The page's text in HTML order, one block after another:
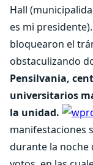
Hall
es mi
bloquearon el
obstaculizando
Pensilvania,
universitarios
la unidad.
manifestaciones
durante la noche